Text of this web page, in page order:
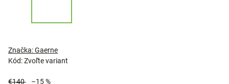
Kód:Zvoľte variant
Značka:Gaerne
€140 –15 %